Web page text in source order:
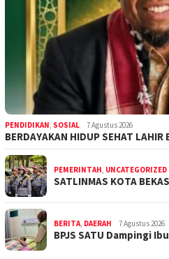
PENDIDIKAN SOSIAL 7 Agustus 2026
BERDAYAKAN HIDUP SEHAT
PEMERINTAH UNCATEGORIZED
SATLINMAS KOTA
BERITA DAERAH 7 Agustus 2026
BPJS SATU Dampingi